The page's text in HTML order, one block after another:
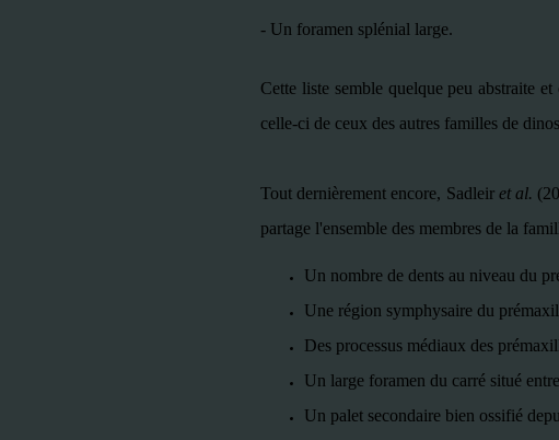
- Un foramen splénial large.
Cette liste semble quelque peu abstraite
celle-ci de ceux des autres familles de
Tout dernièrement encore, Sadleir et al.
partage l'ensemble des membres de la
Un nombre de dents au niveau du
Une région symphysaire du
Des processus médiaux des
Un large foramen du carré situé
Un palet secondaire bien ossifié